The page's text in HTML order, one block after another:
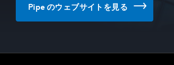
Pipe のウェブサイトを見る